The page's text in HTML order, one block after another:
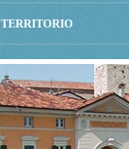
TERRITORIO